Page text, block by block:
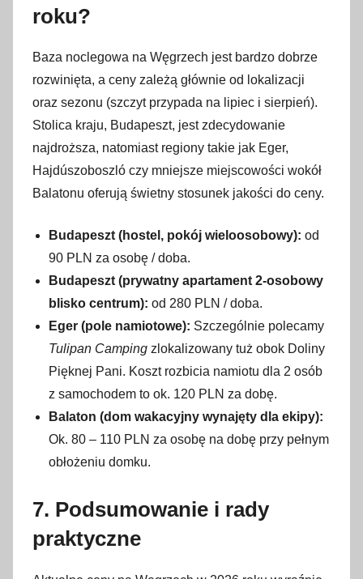
roku?
Baza noclegowa na Węgrzech jest bardzo dobrze
rozwinięta, a ceny zależą głównie od lokalizacji
oraz sezonu (szczyt przypada na lipiec i sierpień).
Stolica kraju, Budapeszt, jest zdecydowanie
najdroższa, natomiast regiony takie jak Eger,
Hajdúszoboszló czy mniejsze miejscowości wokół
Balatonu oferują świetny stosunek jakości do ceny.
Budapeszt (hostel, pokój wieloosobowy): od
90 PLN za osobę / doba.
Budapeszt (prywatny apartament 2-osobowy
blisko centrum): od 280 PLN / doba.
Eger (pole namiotowe): Szczególnie polecamy
Tulipan Camping zlokalizowany tuż obok Doliny
Pięknej Pani. Koszt rozbicia namiotu dla 2 osób
z samochodem to ok. 120 PLN za dobę.
Balaton (dom wakacyjny wynajęty dla ekipy):
Ok. 80 – 110 PLN za osobę na dobę przy pełnym
obłożeniu domku.
7. Podsumowanie i rady
praktyczne